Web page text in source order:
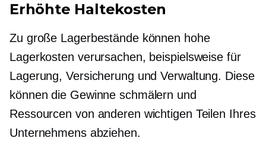
Erhöhte Haltekosten
Zu große Lagerbestände können hohe
Lagerkosten verursachen, beispielsweise für
Lagerung, Versicherung und Verwaltung. Diese
können die Gewinne schmälern und
Ressourcen von anderen wichtigen Teilen Ihres
Unternehmens abziehen.